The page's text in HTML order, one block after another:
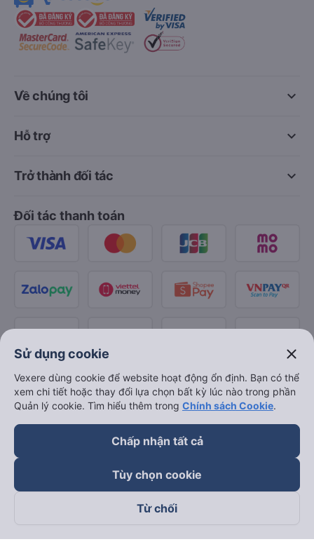
keyboard_arrow_down
Về chúng tôi
keyboard_arrow_down
Hỗ trợ
keyboard_arrow_down
Trở thành đối tác
Đối tác thanh toán
Theo dõi chúng tôi trên
Sử dụng cookie close
Vexere dùng cookie để website hoạt động ổn định. Bạn có thể
xem chi tiết hoặc thay đổi lựa chọn bất kỳ lúc nào trong phần
Quản lý cookie. Tìm hiểu thêm trong Chính sách Cookie.
Chấp nhận tất cả
Tùy chọn cookie
Từ chối